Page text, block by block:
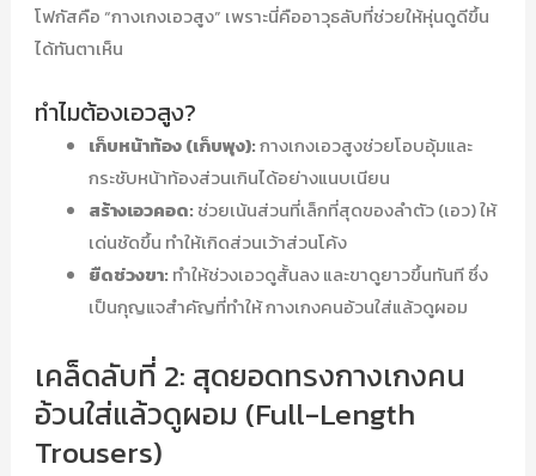
โฟกัสคือ “กางเกงเอวสูง” เพราะนี่คืออาวุธลับที่ช่วยให้หุ่นดูดีขึ้น
ได้ทันตาเห็น
ทำไมต้องเอวสูง?
เก็บหน้าท้อง (เก็บพุง):กางเกงเอวสูงช่วยโอบอุ้มและ
กระชับหน้าท้องส่วนเกินได้อย่างแนบเนียน
สร้างเอวคอด: ช่วยเน้นส่วนที่เล็กที่สุดของลำตัว (เอว) ให้
เด่นชัดขึ้น ทำให้เกิดส่วนเว้าส่วนโค้ง
ยืดช่วงขา: ทำให้ช่วงเอวดูสั้นลง และขาดูยาวขึ้นทันที ซึ่ง
เป็นกุญแจสำคัญที่ทำให้ กางเกงคนอ้วนใส่แล้วดูผอม
เคล็ดลับที่ 2: สุดยอดทรงกางเกงคน
อ้วนใส่แล้วดูผอม (Full-Length
Trousers)